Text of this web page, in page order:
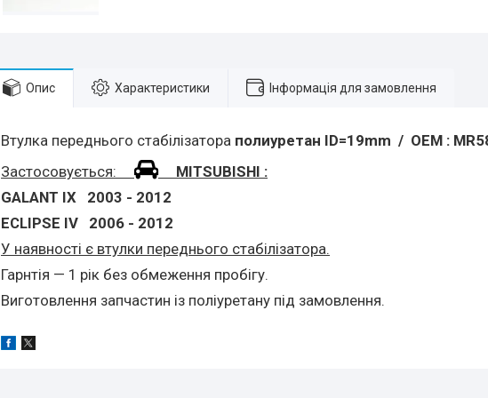
Опис Характеристики Інформація для замовлення
Втулка переднього стабілізатора полиуретан ID=19mm / OEM :
Застосовується:
MITSUBISHI :
GALANT IX 2003 - 2012
ECLIPSE IV 2006 - 2012
У наявності є втулки переднього стабілізатора.
Гарнтія — 1 рік без обмеження пробігу.
Виготовлення запчастин із поліуретану під замовлення.